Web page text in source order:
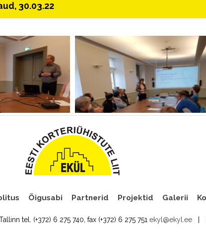
30.03.22
Õigusabi Partnerid Projektid Galerii
tel. (+372) 6 275 740, fax (+372) 6 275 751 ekyl@ekyl.ee